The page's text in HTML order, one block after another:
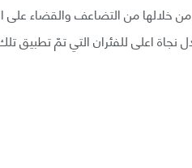
خلالها من التضاعف والقضاء على
اعلى للفئران التي تمّ تطبيق تلك